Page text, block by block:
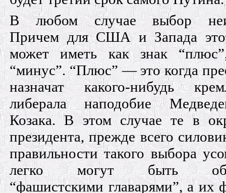
В любом случае выбор
Причем для США и Запада
может иметь как знак
“минус”. “Плюс” — это когда
назначат какого-нибудь
либерала наподобие
Козака. В этом случае те в
президента, прежде всего
правильности такого выбора
легко могут быть
“фашистскими главарями”, а их